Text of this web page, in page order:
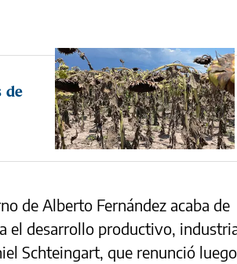
de
de Alberto Fernández acaba de
el desarrollo productivo,
Schteingart, que renunció luego